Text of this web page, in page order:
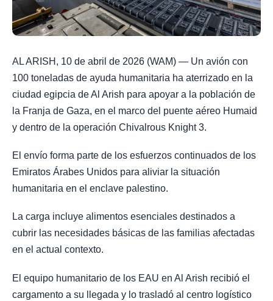
AL ARISH, 10 de abril de 2026 (WAM) — Un avión con
100 toneladas de ayuda humanitaria ha aterrizado en la
ciudad egipcia de Al Arish para apoyar a la población de
la Franja de Gaza, en el marco del puente aéreo Humaid
y dentro de la operación Chivalrous Knight 3.
El envío forma parte de los esfuerzos continuados de los
Emiratos Árabes Unidos para aliviar la situación
humanitaria en el enclave palestino.
La carga incluye alimentos esenciales destinados a
cubrir las necesidades básicas de las familias afectadas
en el actual contexto.
El equipo humanitario de los EAU en Al Arish recibió el
cargamento a su llegada y lo trasladó al centro logístico